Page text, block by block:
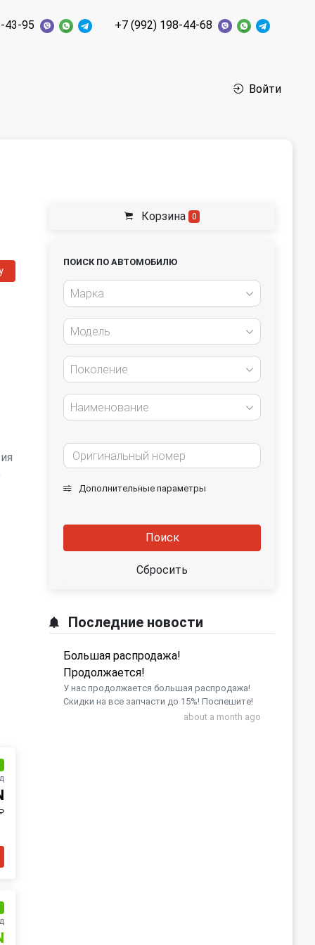
43-95 +7 (992) 198-44-68
Войти
Корзина 0
ПОИСК ПО АВТОМОБИЛЮ
Марка
Модель
Поколение
Наименование
Дополнительные параметры
Поиск
Сбросить
Последние новости
Большая распродажа!
Продолжается!
У нас продолжается большая распродажа!
Скидки на все запчасти до 15%! Поспешите!
about a month ago